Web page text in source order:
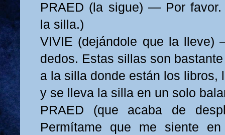
PRAED (la sigue) — Por favor.
la silla.)
VIVIE (dejándole que la lleve)
dedos. Estas sillas son
a la silla donde están los libros,
y se lleva la silla en un solo
PRAED (que acaba de
Permítame que me siente